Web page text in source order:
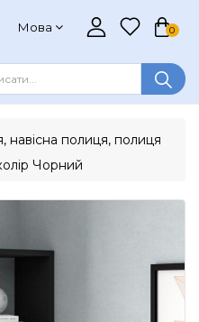
Мова 0
навісна полиця, полиця
Чорний